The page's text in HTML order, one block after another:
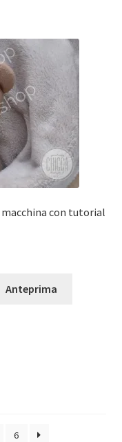
con tutorial
Anteprima
6